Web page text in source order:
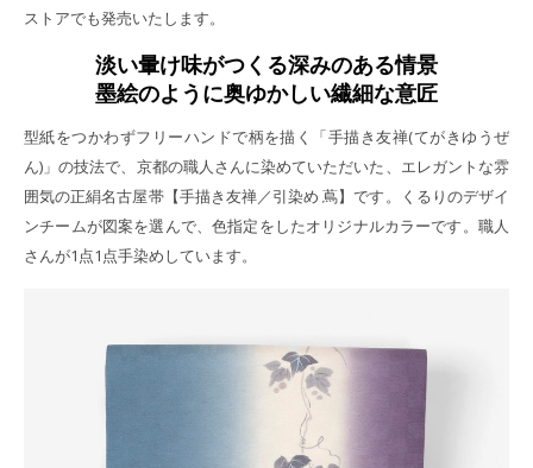
ストアでも発売いたします。
淡い暈け味がつくる深みのある情景
墨絵のように奥ゆかしい繊細な意匠
型紙をつかわずフリーハンドで柄を描く「手描き友禅(てがきゆうぜ
ん)」の技法で、京都の職人さんに染めていただいた、エレガントな雰
囲気の正絹名古屋帯【手描き友禅／引染め 蔦】です。くるりのデザイ
ンチームが図案を選んで、色指定をしたオリジナルカラーです。職人
さんが1点1点手染めしています。